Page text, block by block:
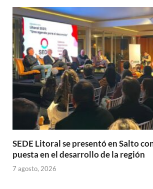
A
p
p
o
o
k
ar
ti
r
SEDE Litoral se presentó en Salto
puesta en el desarrollo de la región
7 agosto, 2026